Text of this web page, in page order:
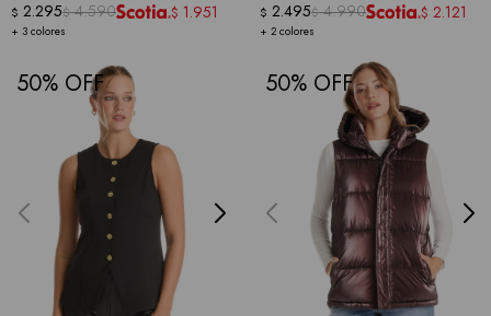
En Símil Piel -WEATHERPROOF
+ 3 colores
$ 2.295$ 4.590 $ 1.951
WEATHERPROOF
+ 2 colores
$ 2.495$ 4.990 $ 2.121
50 50